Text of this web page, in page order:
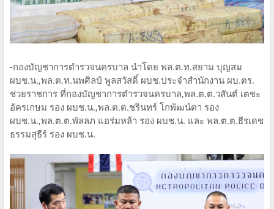
-กองบัญชาการตำรวจนครบาล นำโดย พล.ต.ท.สยาม บุญสม
ผบช.น.,พล.ต.ท.นพศิลป์ พูลสวัสดิ์ ผบช.ประจำสำนักงาน ผบ.ตร.
ช่วยราชการ ที่กองบัญชาการตำรวจนครบาล,พล.ต.ต.วสันต์ เตชะ
อัครเกษม รอง ผบช.น.,พล.ต.ต.ชรินทร์ โกพัฒน์ตา รอง
ผบช.น.,พล.ต.ต.พัลลภ แอร่มหล้า รอง ผบช.น. และ พล.ต.ต.ธีรเดช
ธรรมสุธีร์ รอง ผบช.น.